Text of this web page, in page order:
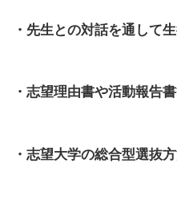
・先生との対話を通して
・志望理由書や活動報告
・志望大学の総合型選抜